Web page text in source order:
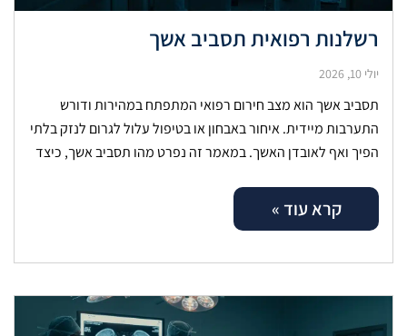
רשלנות רפואית תסביב אשך
יולי 10, 2026
תסביב אשך הוא מצב חירום רפואי המתפתח במהירות ודורש
התערבות מיידית. איחור באבחון או בטיפול עלול לגרום לנזק בלתי
הפיך ואף לאובדן האשך. במאמר זה נפרט מהו תסביב אשך, כיצד
קרא עוד »